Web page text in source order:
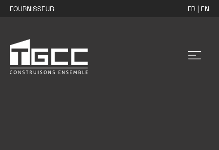
FOURNISSEUR FR | EN